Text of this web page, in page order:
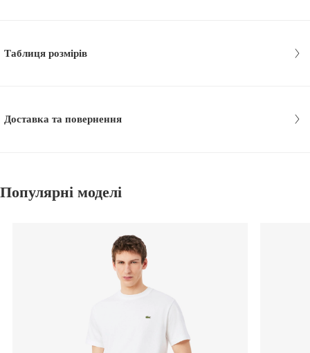
Таблиця розмірів
Доставка та повернення
Популярні моделі